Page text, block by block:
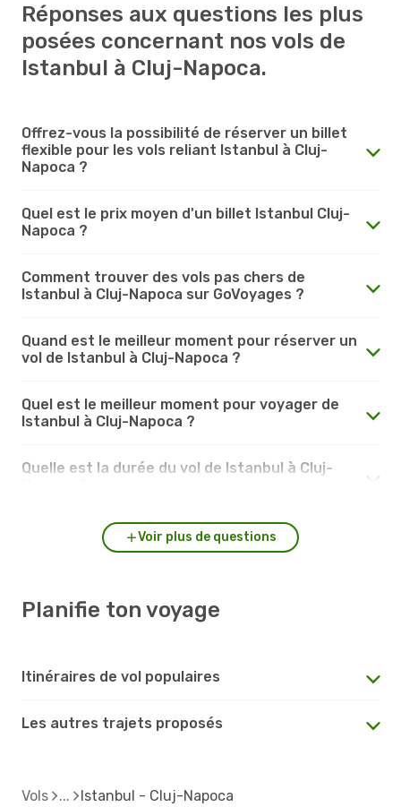
Réponses aux questions les plus
posées concernant nos vols de
Istanbul à Cluj-Napoca.
Offrez-vous la possibilité de réserver un billet
flexible pour les vols reliant Istanbul à Cluj-
Napoca ?
Quel est le prix moyen d'un billet Istanbul Cluj-
Napoca ?
Comment trouver des vols pas chers de
Istanbul à Cluj-Napoca sur GoVoyages ?
Quand est le meilleur moment pour réserver un
vol de Istanbul à Cluj-Napoca ?
Quel est le meilleur moment pour voyager de
Istanbul à Cluj-Napoca ?
Quelle est la durée du vol de Istanbul à Cluj-
Voir plus de questions
Planifie ton voyage
Itinéraires de vol populaires
Les autres trajets proposés
Vols Istanbul - Cluj-Napoca